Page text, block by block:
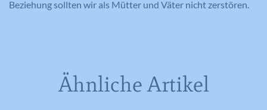
Beziehung sollten wir als Mütter und Väter nicht zerstören.
Ähnliche Artikel
zum Abspielverhalten von Videos.